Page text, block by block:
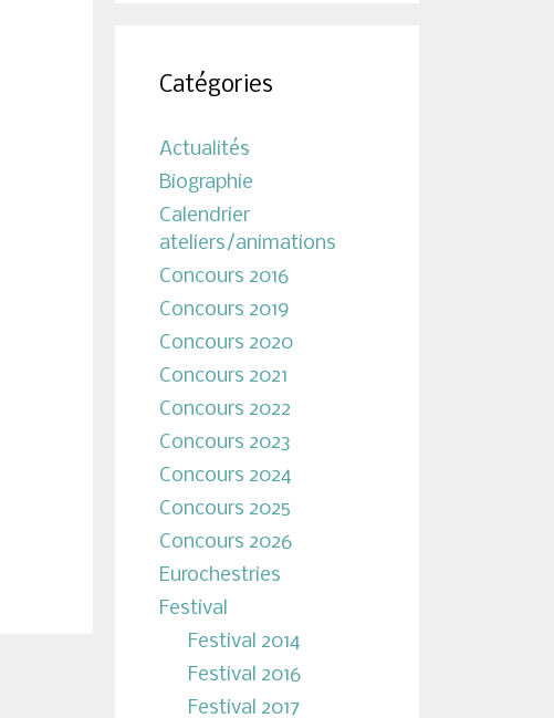
Catégories
Actualités
Biographie
Calendrier
ateliers/animations
Concours 2016
Concours 2019
Concours 2020
Concours 2021
Concours 2022
Concours 2023
Concours 2024
Concours 2025
Concours 2026
Eurochestries
Festival
Festival 2014
Festival 2016
Festival 2017